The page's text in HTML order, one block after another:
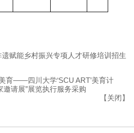
遗赋能乡村振兴专项人才研修培训招生
育——四川大学‘SCU ART’美育计
请展”展览执行服务采购
【关闭】